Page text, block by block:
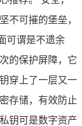
不可摧的堡垒，
可谓是不遗余
的保护屏障，它
穿上了一层又一
存储，有效防止
钥可是数字资产